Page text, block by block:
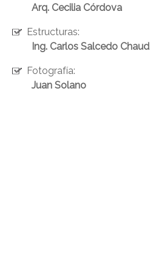
Arq. Cecilia Córdova
Estructuras:
Ing. Carlos Salcedo Chaud
Fotografía:
Juan Solano